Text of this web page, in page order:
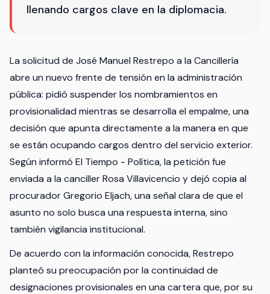
llenando cargos clave en la diplomacia.
La solicitud de José Manuel Restrepo a la Cancillería
abre un nuevo frente de tensión en la administración
pública: pidió suspender los nombramientos en
provisionalidad mientras se desarrolla el empalme, una
decisión que apunta directamente a la manera en que
se están ocupando cargos dentro del servicio exterior.
Según informó El Tiempo - Política, la petición fue
enviada a la canciller Rosa Villavicencio y dejó copia al
procurador Gregorio Eljach, una señal clara de que el
asunto no solo busca una respuesta interna, sino
también vigilancia institucional.
De acuerdo con la información conocida, Restrepo
planteó su preocupación por la continuidad de
designaciones provisionales en una cartera que, por su